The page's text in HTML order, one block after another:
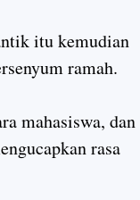
itu kemudian
ramah.
mahasiswa, dan
rasa